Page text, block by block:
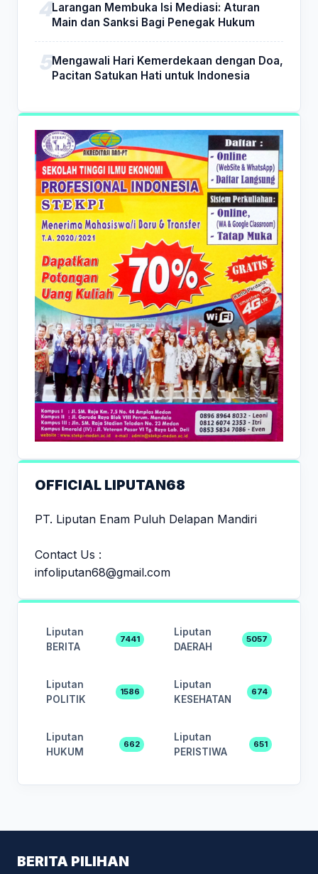
Larangan Membuka Isi Mediasi: Aturan
Main dan Sanksi Bagi Penegak Hukum
Mengawali Hari Kemerdekaan dengan Doa,
Pacitan Satukan Hati untuk Indonesia
OFFICIAL LIPUTAN68
PT. Liputan Enam Puluh Delapan Mandiri
Contact Us :
infoliputan68@gmail.com
Liputan
BERITA
7441
Liputan
DAERAH
5057
Liputan
POLITIK
1586
Liputan
KESEHATAN
674
Liputan
HUKUM
662
Liputan
PERISTIWA
651
BERITA PILIHAN